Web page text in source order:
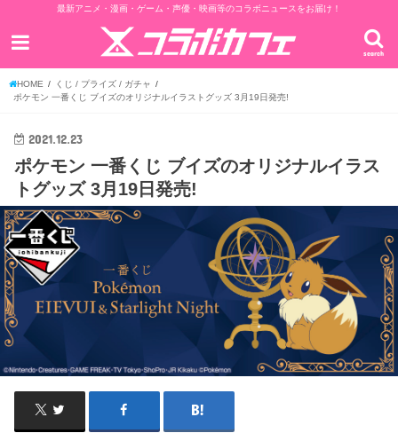
最新アニメ・漫画・ゲーム・声優・映画等のコラボニュースをお届け！
search
HOME
くじ / プライズ / ガチャ
ポケモン 一番くじ ブイズのオリジナルイラストグッズ 3月19日発売!
2021.12.23
ポケモン 一番くじ ブイズのオリジナルイラス
トグッズ 3月19日発売!